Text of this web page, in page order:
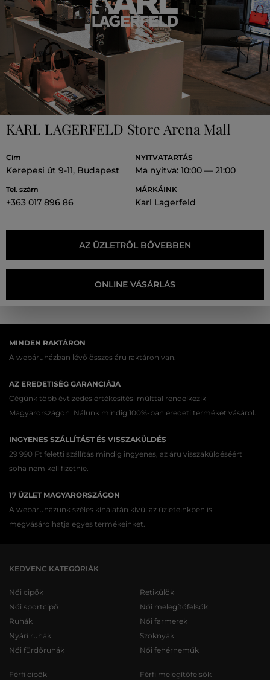
KARL LAGERFELD Store Arena Mall
Cím
Kerepesi út 9-11, Budapest
Tel. szám
+363 017 896 86
NYITVATARTÁS
Ma nyitva: 10:00 — 21:00
MÁRKÁINK
Karl Lagerfeld
AZ ÜZLETRŐL BŐVEBBEN
ONLINE VÁSÁRLÁS
MINDEN RAKTÁRON
A webáruházban lévő összes áru raktáron van.
AZ EREDETISÉG GARANCIÁJA
Cégünk több évtizedes értékesítési múlttal rendelkezik
Magyarországon. Nálunk mindig 100%-ban eredeti terméket vásárol.
INGYENES SZÁLLÍTÁST ÉS VISSZAKÜLDÉS
29 990 Ft feletti szállítás mindig ingyenes, az áru visszaküldéséért
soha nem kell fizetnie.
17 ÜZLET MAGYARORSZÁGON
A webáruházunk széles kínálatán kívül az üzleteinkben is
megvásárolhatja egyes termékeinket.
KEDVENC KATEGÓRIÁK
Női cipők
Női sportcipő
Ruhák
Nyári ruhák
Női fürdőruhák
Retikülök
Női melegítőfelsők
Női farmerek
Szoknyák
Női fehérneműk
Férfi cipők
Férfi melegítőfelsők